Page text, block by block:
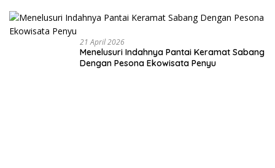
Negeri dari
Desa
21 April 2026
Menelusuri Indahnya Pantai Keramat Sabang
Dengan Pesona Ekowisata Penyu